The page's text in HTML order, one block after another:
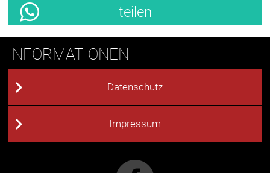
teilen
INFORMATIONEN
Datenschutz
Impressum